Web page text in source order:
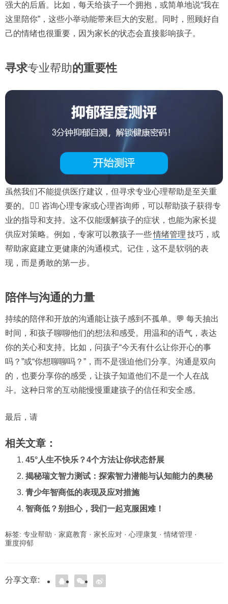
强大的后盾。比如，每天给孩子一个拥抱，或简单地说“我在
这里陪你”，这些小举动能带来巨大的安慰。同时，照顾好自
己的情绪也很重要，因为家长的状态会直接影响孩子。
寻求专业帮助的重要性
虽然我们不能提供医疗建议，但寻求专业心理帮助是至关重
要的。👨‍⚕️ 咨询心理专家或心理咨询师，可以帮助孩子获得专
业的指导和支持。这不仅能缓解孩子的症状，也能为家长提
供应对策略。例如，专家可以教孩子一些情绪管理 技巧，或
帮助家庭建立更健康的沟通模式。记住，这不是软弱的表
现，而是勇敢的第一步。
陪伴与沟通的力量
持续的陪伴和开放的沟通能让孩子感到不孤单。💬 每天抽出
时间，和孩子聊聊他们的想法和感受。用温和的语气，表达
你的关心和支持。比如，问孩子“今天有什么让你开心的事
吗？”或“你想聊聊吗？”，而不是强迫他们分享。沟通是双向
的，也要分享你的感受，让孩子知道他们不是一个人在战
斗。这种日常的互动能慢慢重建孩子的信任和安全感。
最后，请
相关文章：
45°人生不快乐？4个方法让你状态舒展
揭秘瑞文智力测试：探索智力潜能与认知能力的奥秘
青少年智商低的表现及应对措施
智商低？别担心，我们一起克服困难！
标签: 专业帮助 · 家庭教育 · 家长应对 · 心理康复 ·情绪管理 ·
重度抑郁
分享文章: